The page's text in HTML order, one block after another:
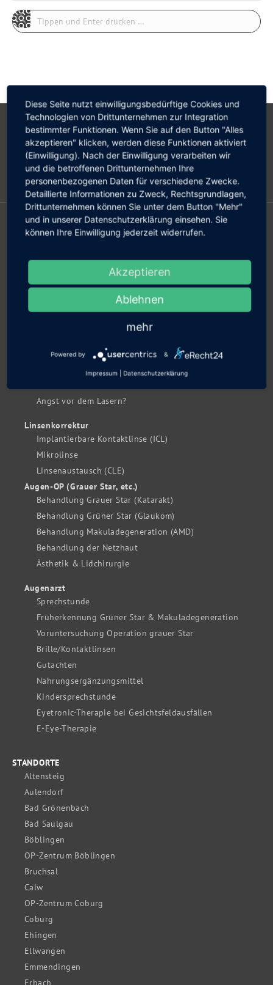
Search:
Kontakt
IHRE FEHLSICHTIGKEIT
Kurzsichtigkeit lasern und Linsenkorrektur
Hornhautverkrümmung
Alterssichtigkeit
Femto-Lasik
Smart Surf (Trans-PRK)
Angst vor dem Lasern?
Linsenkorrektur
Implantierbare Kontaktlinse (ICL)
Mikrolinse
Linsenaustausch (CLE)
Augen-OP (Grauer Star, etc.)
Behandlung Grauer Star (Katarakt)
Behandlung Grüner Star (Glaukom)
Behandlung Makuladegeneration (AMD)
Behandlung der Netzhaut
Ästhetik & Lidchirurgie
Augenarzt
Sprechstunde
Früherkennung Grüner Star & Makuladegeneration
Voruntersuchung Operation grauer Star
Brille/Kontaktlinsen
Gutachten
Nahrungsergänzungsmittel
Kindersprechstunde
Eyetronic-Therapie bei Gesichtsfeldausfällen
E-Eye-Therapie
STANDORTE
Altensteig
Aulendorf
Bad Grönenbach
Bad Saulgau
Böblingen
OP-Zentrum Böblingen
Bruchsal
Calw
OP-Zentrum Coburg
Coburg
Ehingen
Ellwangen
Emmendingen
Erbach
Diese Seite nutzt einwilligungsbedürftige Cookies und
Technologien von Drittunternehmen zur Integration
bestimmter Funktionen. Wenn Sie auf den Button "Alles
akzeptieren" klicken, werden diese Funktionen aktiviert
(Einwilligung). Nach der Einwilligung verarbeiten wir
und die betroffenen Drittunternehmen Ihre
personenbezogenen Daten für verschiedene Zwecke.
Detaillierte Informationen zu Zweck, Rechtsgrundlagen,
Drittunternehmen können Sie unter dem Button "Mehr"
und in unserer Datenschutzerklärung einsehen. Sie
können Ihre Einwilligung jederzeit widerrufen.
Akzeptieren
Ablehnen
mehr
Powered by &
Impressum Datenschutzerklärung